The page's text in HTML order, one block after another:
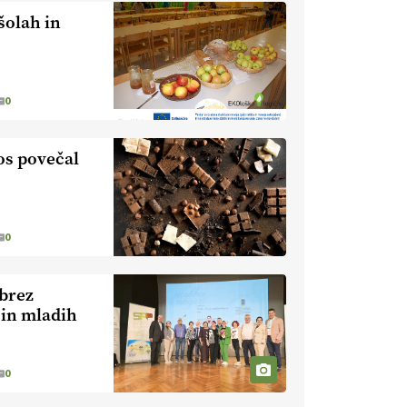
nevaren.
Varnost na kmetiji naj
bo vedno na prvem mestu.
https://t.co/RcsFHlxERk
#traktor #varnost #kmetijstvo
https://t.co/L4Er80AtXS
22.07.2026
[EKOloško = LOGIČNO ]
Za
uspešno ohranjanje travišč sta
ključna kmetijstvo
in predvsem
reja travojedih živali
. VEČ
https://t.co/YvDmY3UNng @EUAgri
#IMCAP #CAP
[EKOloško = LOGIČNO
]
Pet-nat je vse bolj priljubljeno
naravno peneče vino, tudi v
Sloveniji.
VEČ
in
0
povečal
0
mladih
0